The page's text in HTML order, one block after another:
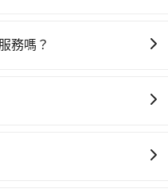
資，而且更會額外浪費63
。再者，和運的iRent只提
到明明已經預約了時間但上
程車、運將衛星車隊、小
見潭璞旅 Boutech Jiantan
務嗎？
依照其他共乘乘客做彈性調
及兒童／嬰幼兒。 2) 孩童